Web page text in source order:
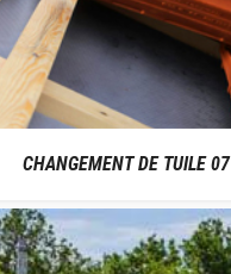
CHANGEMENT DE TUILE 07